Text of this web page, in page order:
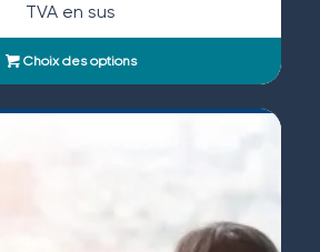
TVA en sus
Choix des options